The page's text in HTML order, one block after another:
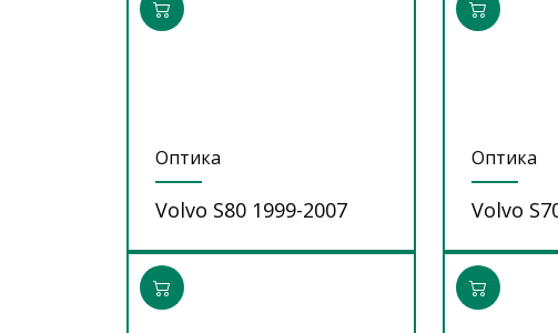
Оптика
Volvo S80 1999-2007
Оптика
Volvo